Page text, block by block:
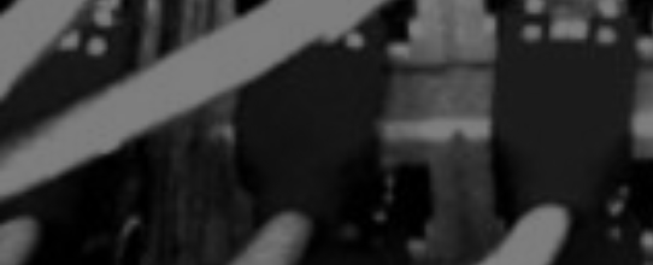
Artículos
Charlas y
Libros